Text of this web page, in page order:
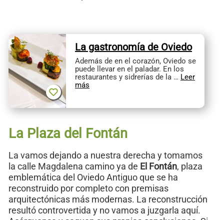
La gastronomía de Oviedo
Además de en el corazón, Oviedo se
puede llevar en el paladar. En los
restaurantes y sidrerías de la … Leer
más
La Plaza del Fontán
La vamos dejando a nuestra derecha y tomamos
la calle Magdalena camino ya de El Fontán, plaza
emblemática del Oviedo Antiguo que se ha
reconstruido por completo con premisas
arquitectónicas más modernas. La reconstrucción
resultó controvertida y no vamos a juzgarla aquí.